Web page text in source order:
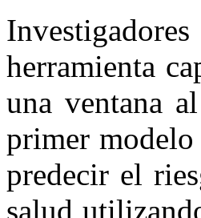
herramienta
una ventana
primer
predecir el
salud